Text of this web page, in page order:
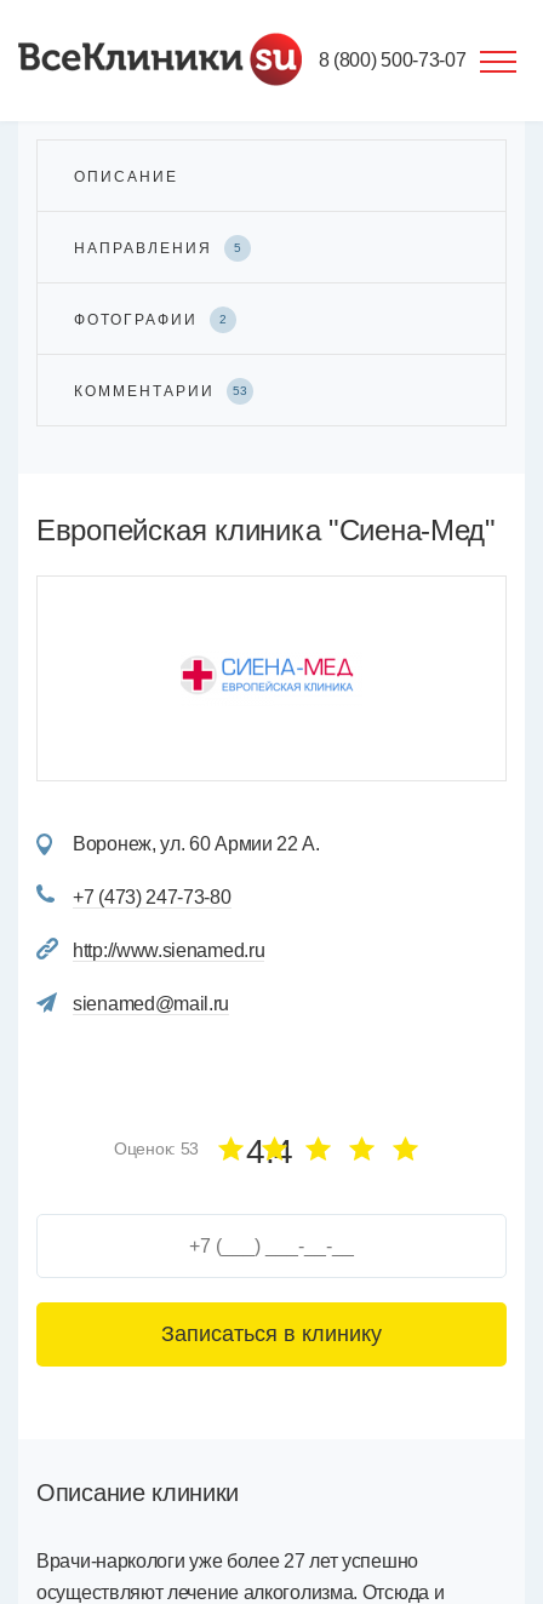
8 (800) 500-73-07
ОПИСАНИЕ
НАПРАВЛЕНИЯ 5
ФОТОГРАФИИ 2
КОММЕНТАРИИ 53
Европейская клиника "Сиена-Мед"
Воронеж, ул. 60 Армии 22 А.
+7 (473) 247-73-80
http://www.sienamed.ru
sienamed@mail.ru
4.4
Оценок: 53
3+6=
Описание клиники
Врачи-наркологи уже более 27 лет успешно
осуществляют лечение алкоголизма. Отсюда и